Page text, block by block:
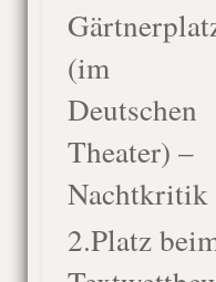
(im
Deutschen
Theater) –
Nachtkritik
2.Platz